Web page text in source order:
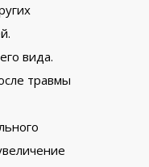
вида.
травмы